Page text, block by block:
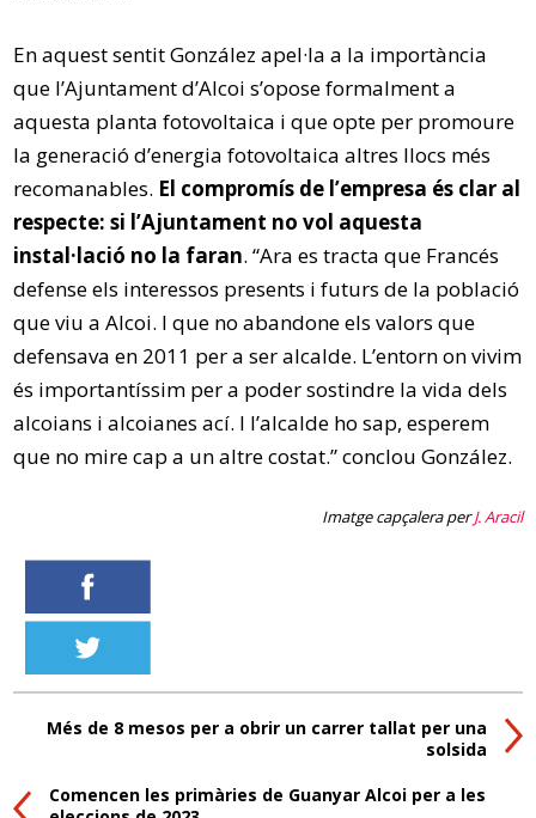
En aquest sentit González apel·la a la importància
que l’Ajuntament d’Alcoi s’opose formalment a
aquesta planta fotovoltaica i que opte per promoure
la generació d’energia fotovoltaica altres llocs més
recomanables. El compromís de l’empresa és clar al
respecte: si l’Ajuntament no vol aquesta
instal·lació no la faran. “Ara es tracta que Francés
defense els interessos presents i futurs de la població
que viu a Alcoi. I que no abandone els valors que
defensava en 2011 per a ser alcalde. L’entorn on vivim
és importantíssim per a poder sostindre la vida dels
alcoians i alcoianes ací. I l’alcalde ho sap, esperem
que no mire cap a un altre costat.” conclou González.
Imatge capçalera perJ. Aracil
Més de 8 mesos per a obrir un carrer tallat per una
solsida
Comencen les primàries de Guanyar Alcoi per a les